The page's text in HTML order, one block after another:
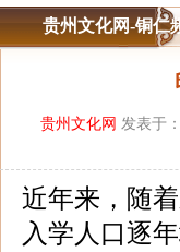
贵州文化网-铜仁
贵州文化网 发表于
近年来，随
入学人口逐